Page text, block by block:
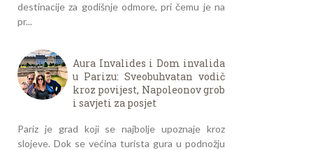
destinacije za godišnje odmore, pri čemu je na
pr...
Aura Invalides i Dom invalida
u Parizu: Sveobuhvatan vodič
kroz povijest, Napoleonov grob
i savjeti za posjet
Pariz je grad koji se najbolje upoznaje kroz
slojeve. Dok se većina turista gura u podnožju